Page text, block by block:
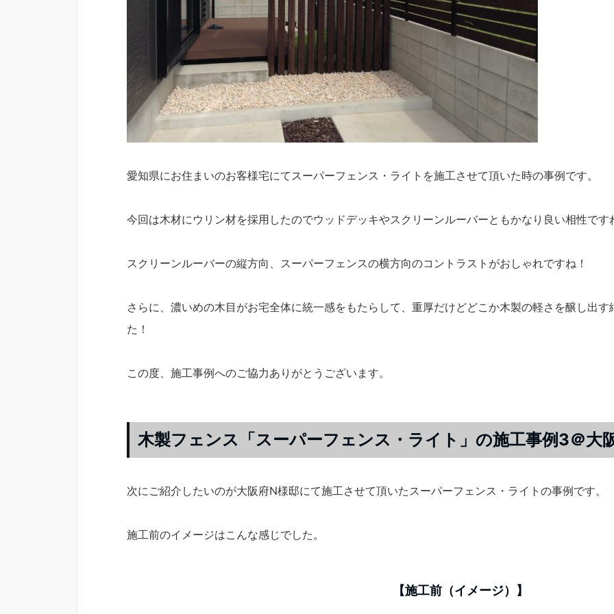
愛知県にお住まいのお客様宅にてスーパーフェンス・ライトを施工させて頂いた時の事例です。
今回は木材にウリン材を採用したのでウッドデッキやスクリーンルーバーともかなり良い相性です
スクリーンルーバーの縦方向、スーパーフェンスの横方向のコントラストがおしゃれですね！
さらに、濃いめの木目がお宅全体に統一感をもたらして、重厚だけどどこか木製の軽さを醸し出
た！
この度、施工事例へのご協力ありがとうございます。
木製フェンス「スーパーフェンス・ライト」の施工事例3＠大
次にご紹介したいのが大阪府N様邸にて施工させて頂いたスーパーフェンス・ライトの事例です。
施工前のイメージはこんな感じでした。
【施工前（イメージ）】